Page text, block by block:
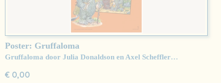
Poster: Gruffaloma
Gruffaloma door Julia Donaldson en Axel Scheffler…
€ 0,00